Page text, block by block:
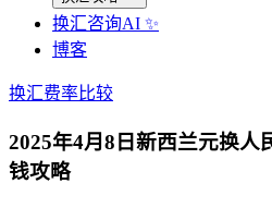
换汇咨询AI ✨
博客
换汇费率比较
2025年4月8日新西兰元换人
钱攻略